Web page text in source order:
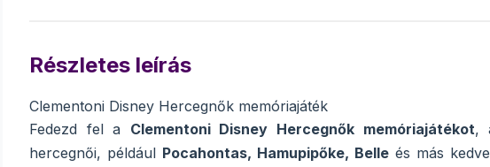
Részletes leírás
Clementoni Disney Hercegnők memóriajáték
Fedezd fel a Clementoni Disney Hercegnők memóriajátékot,
hercegnői, például Pocahontas, Hamupipőke, Belle és más